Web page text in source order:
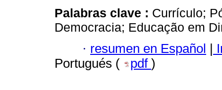
Palabras clave : Currículo;
Democracia; Educação em
· resumen en Español |
Portugués (
pdf )